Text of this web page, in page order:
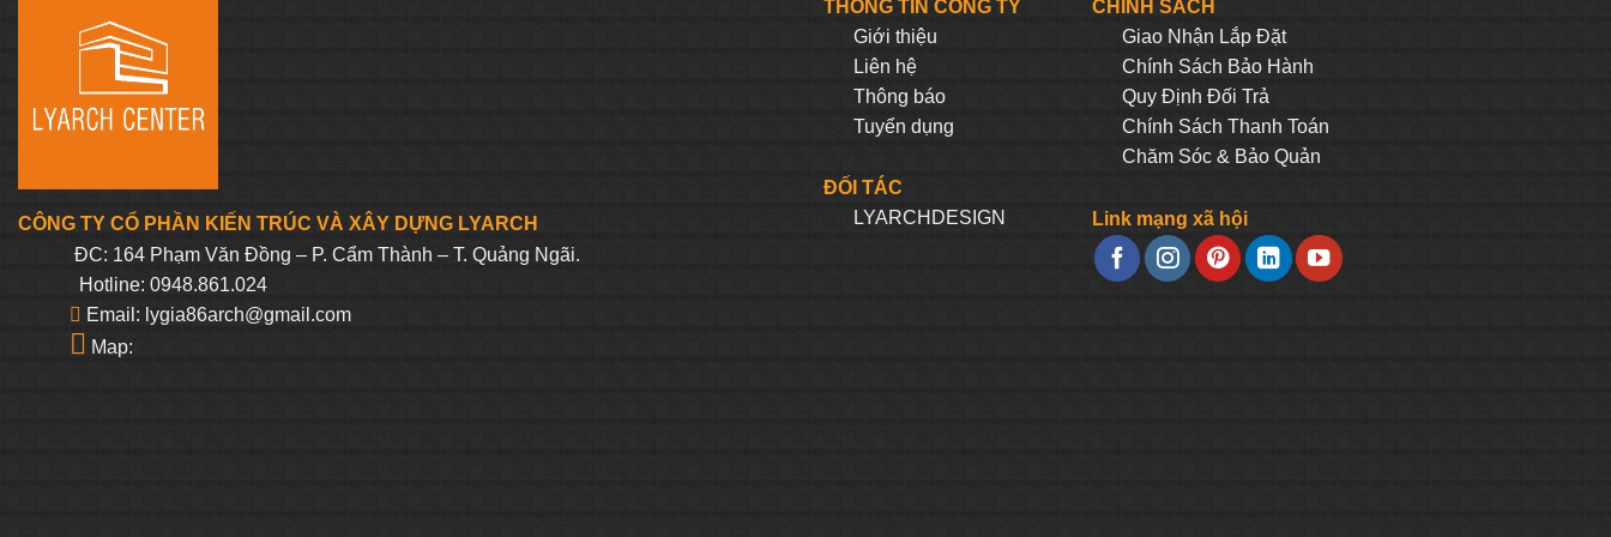
CÔNG TY CỔ PHẦN KIẾN TRÚC VÀ XÂY DỰNG LYARCH
ĐC: 164 Phạm Văn Đồng – P. Cẩm Thành – T. Quảng Ngãi.
Hotline: 0948.861.024
Email: lygia86arch@gmail.com
Map:
THÔNG TIN CÔNG TY
Giới thiệu
Liên hệ
Thông báo
Tuyển dụng
ĐỐI TÁC
LYARCHDESIGN
CHÍNH SÁCH
Giao Nhận Lắp Đặt
Chính Sách Bảo Hành
Quy Định Đối Trả
Chính Sách Thanh Toán
Chăm Sóc & Bảo Quản
Link mạng xã hội